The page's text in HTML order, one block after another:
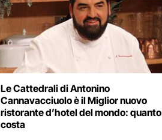
Le Cattedrali di Antonino
Cannavacciuolo è il Miglior nuovo
ristorante d’hotel del mondo: quanto
costa